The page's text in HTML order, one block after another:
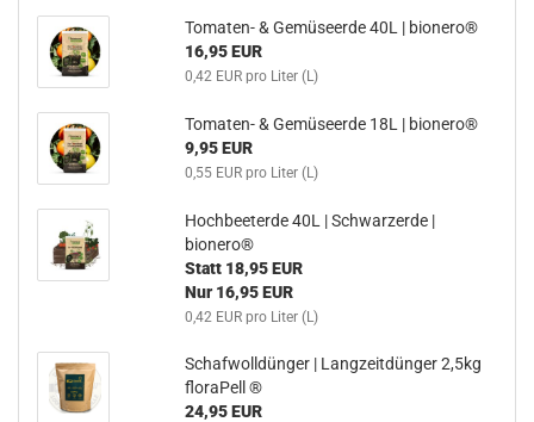
Tomaten- & Gemüseerde 40L | bionero®
16,95 EUR
0,42 EUR pro Liter (L)
Tomaten- & Gemüseerde 18L | bionero®
9,95 EUR
0,55 EUR pro Liter (L)
Hochbeeterde 40L | Schwarzerde |
bionero®
Statt 18,95 EUR
Nur 16,95 EUR
0,42 EUR pro Liter (L)
Schafwolldünger | Langzeitdünger 2,5kg
floraPell ®
24,95 EUR